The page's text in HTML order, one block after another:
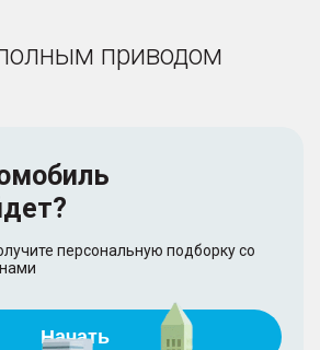
приводом
персональную подборку со
Начать